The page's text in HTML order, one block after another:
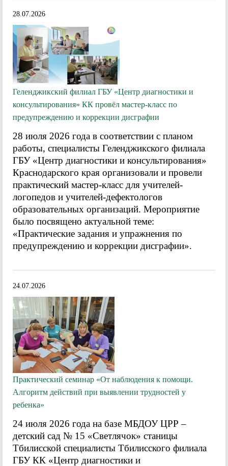
28.07.2026
Геленджикский филиал ГБУ «Центр диагностики и
консультирования» КК провёл мастер-класс по
предупреждению и коррекции дисграфии
28 июля 2026 года в соответствии с планом
работы, специалисты Геленджикского филиала
ГБУ «Центр диагностики и консультирования»
Краснодарского края организовали и провели
практический мастер-класс для учителей-
логопедов и учителей-дефектологов
образовательных организаций. Мероприятие
было посвящено актуальной теме:
«Практические задания и упражнения по
предупреждению и коррекции дисграфии».
24.07.2026
Практический семинар «От наблюдения к помощи.
Алгоритм действий при выявлении трудностей у
ребенка»
24 июля 2026 года на базе МБДОУ ЦРР –
детский сад № 15 «Светлячок» станицы
Тбилисской специалисты Тбилисского филиала
ГБУ КК «Центр диагностики и